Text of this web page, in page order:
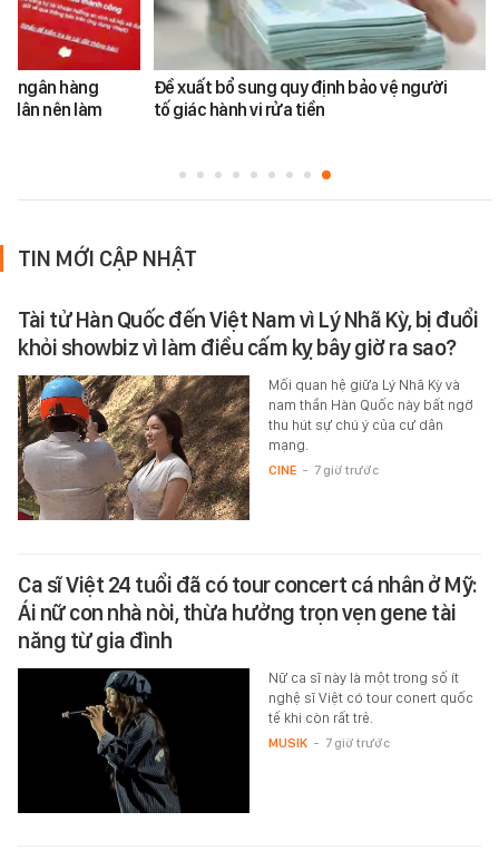
ngân hàng
dân nên làm
Đề xuất bổ sung quy định bảo vệ người
tố giác hành vi rửa tiền
TIN MỚI CẬP NHẬT
Tài tử Hàn Quốc đến Việt Nam vì Lý Nhã Kỳ, bị đuổi
khỏi showbiz vì làm điều cấm kỵ bây giờ ra sao?
Mối quan hệ giữa Lý Nhã Kỳ và
nam thần Hàn Quốc này bất ngờ
thu hút sự chú ý của cư dân
mạng.
CINE - 7 giờ trước
Ca sĩ Việt 24 tuổi đã có tour concert cá nhân ở Mỹ:
Ái nữ con nhà nòi, thừa hưởng trọn vẹn gene tài
năng từ gia đình
Nữ ca sĩ này là một trong số ít
nghệ sĩ Việt có tour conert quốc
tế khi còn rất trẻ.
MUSIK - 7 giờ trước